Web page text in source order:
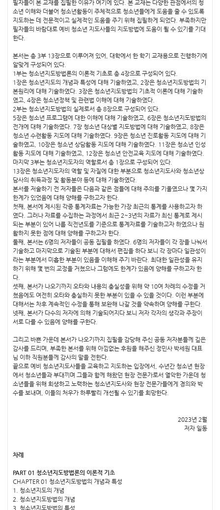
필자들이 본 교재를 집필한 이유가 여기에 있다. 본 교재는 다양한 관점에서의 청
소년 이해와 더불어 청소년활동이 주체적으로 청소년들에게 도움을 줄 수 있도록
지도하는 데 전문적이고 실제적인 도움을 주기 위해 집필하게 되었다. 부족하지만
필자들의 바람대로 예비 청소년 지도사들의 지도방법에 도움이 될 수 있기를 기대
한다.
본서는 총 3부 13장으로 이루어져 있어, 대학에서 한 학기 교재용으로 진행하기에
알맞게 구성되어 있다.
1부는 청소년지도방법론의 이론적 기초로 총 4장으로 구성되어 있다.
1장은 청소년지도의 개념과 특성에 대해 기술하였고, 2장은 청소년지도방법의 기
본원리에 대해 기술하였다. 3장은 청소년지도방법의 기초적 이론에 대해 기술하
였고, 4장은 청소년정책 및 관련법 이해에 대해 기술하였다.
2부는 청소년지도방법의 실제로서 총 8장으로 구성되어 있다.
5장은 청소년 프로그램에 대한 이해에 대해 기술하였고, 6장은 청소년지도방법의
전개에 대해 기술하였다. 7장 청소년 대상별 지도방법에 대해 기술하였고, 8장은
청소년 수련활동 지도에 대해 기술하였다. 9장은 청소년 진로활동 지도에 대해 기
술하였고, 10장은 청소년 상담활동 지도에 대해 기술하였다. 11장은 청소년 인성
활동 지도에 대해 기술하였고, 12장은 청소년 안전교육 지도에 대해 기술하였다.
마지막 3부는 청소년지도자의 역할로서 총 1장으로 구성되어 있다.
13장은 청소년지도자의 역할 및 자질에 대한 부분으로 청소년지도사와 청소년상
담사의 취득과정 및 활동분야 등에 대해 기술하였다.
본서를 저술하기 전 저자들은 다음과 같은 점들에 대해 주의를 기울였으나 몇 가지
한계가 있었음에 대해 양해를 구하고자 한다.
첫째, 본서에 제시된 각종 통계자료는 가능한 가장 최근의 통계를 사용하고자 하
였다. 그러나 자료를 수집하는 과정에서 최근 2~3년의 자료가 최신 통계로 제시
되는 부분이 있어 나름 직전년도를 기준으로 통계자료를 기술하고자 하였으나 원
활하지 못한 점에 대해 양해를 구하고자 한다.
둘째, 본서는 6명의 저자들이 공동 집필을 하였다. 6명의 저자들이 각 장을 나눠서
기술하고 마지막으로 기술된 부분에 대해서 편집을 하다 보니 각 장마다 일관성이
라는 부분에서 미흡한 부분이 있음을 이해해 주기 바란다. 최대한 일관성을 유지
하기 위해 몇 번의 교정을 거쳤으나 그럼에도 한계가 있음에 양해를 구하고자 한
다.
셋째, 본서가 나오기까지 오타와 내용의 충실성을 위해 약 10여 차례의 수정을 거
쳤음에도 여전히 오타와 충실하지 못한 부분이 있을 수 있을 것이다. 이런 부분에
대해서는 차후 계속적인 수정을 통해 보완해 나갈 것을 약속하며 양해를 구한다.
넷째, 본서가 다수의 저자에 의해 기술되어지다 보니 저자 각자의 생각과 주장이
서로 다를 수 있음에 양해를 구한다.
그리고 바쁜 가운데 본서가 나오기까지 집필을 감당해 주신 공동 저자분들께 깊은
감사를 드리며, 부족한 본서를 위해 아낌없는 후원을 해주신 정민사 박세원 대표
님 이하 직원분들께 감사의 말을 전한다.
끝으로 예비 청소년지도사들을 교육하고 지도하는 입장에서, 수년간 청소년 현장
에서 청소년들과 부대끼며 그들과 함께 해왔던 현장 전문가로서 열악한 가운데 청
소년들을 위해 희생하고 노력하는 청소년지도사와 현장 전문가들에게 경의와 박
수를 보내며, 이들의 처우가 하루빨리 개선될 수 있기를 희망한다.
2023년 2월
저자 일동
차례
PART 01 청소년지도방법론의 이론적 기초
CHAPTER 01 청소년지도방법의 개념과 특성
1. 청소년지도의 개념
2. 청소년지도방법의 개념
3. 청소년지도방법의 특성